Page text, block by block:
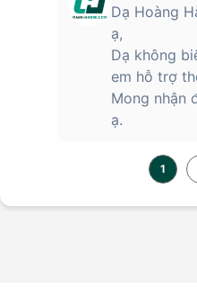
Dạ Hoàng
ạ,
Dạ không
em hỗ trợ
Mong nhận
ạ.
1